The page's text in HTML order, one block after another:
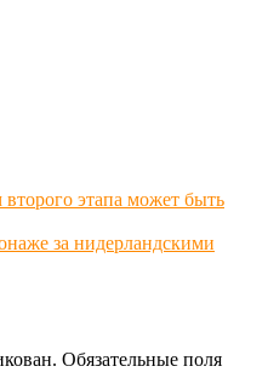
этапа может быть
за нидерландскими
Обязательные поля